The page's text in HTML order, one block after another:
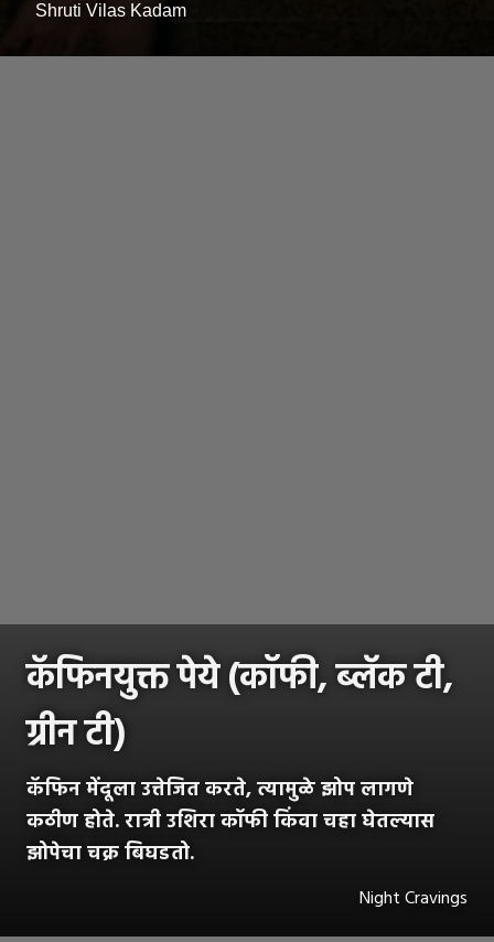
Shruti Vilas Kadam
कॅफिनयुक्त पेये (कॉफी, ब्लॅक टी,
ग्रीन टी)
कॅफिन मेंदूला उत्तेजित करते, त्यामुळे झोप लागणे
कठीण होते. रात्री उशिरा कॉफी किंवा चहा घेतल्यास
झोपेचा चक्र बिघडतो.
Night Cravings